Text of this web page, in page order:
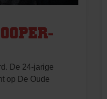
De 24-jarige
op De Oude